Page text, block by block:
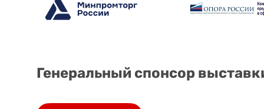
Генеральный спонсор